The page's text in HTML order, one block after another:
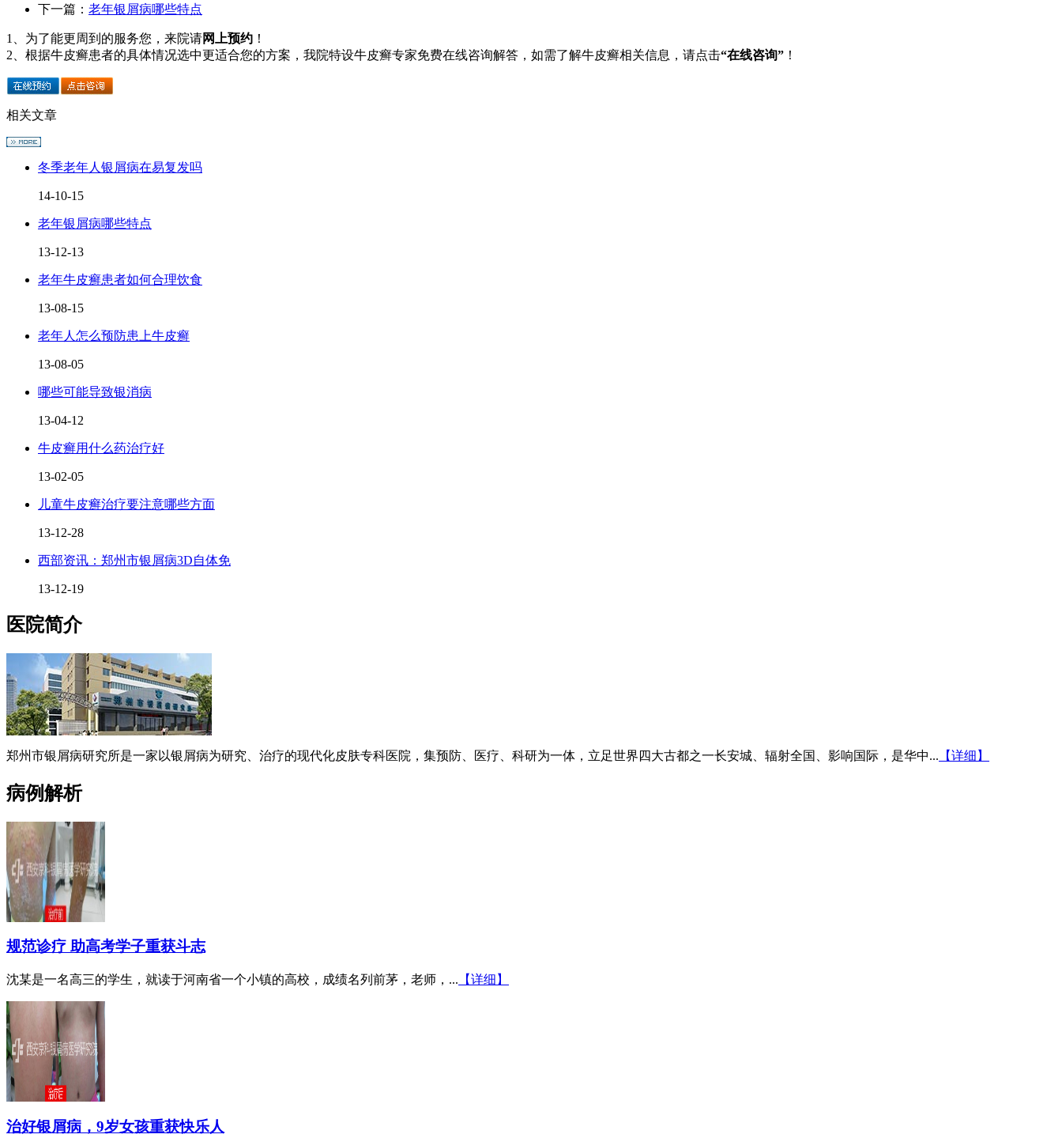
下一篇： 老年银屑病哪些特点
1、为了能更周到的服务您，来院请网上预约 ！
2、根据牛皮癣患者的具体情况选中更适合您的方案，我院特设牛皮癣专家免费在线咨询解答，如需了解牛皮癣相关信息，请点击“在线咨询” ！
相关文章
冬季老年人银屑病在易复发吗
14-10-15
老年银屑病哪些特点
13-12-13
老年牛皮癣患者如何合理饮食
13-08-15
老年人怎么预防患上牛皮癣
13-08-05
哪些可能导致银消病
13-04-12
牛皮癣用什么药治疗好
13-02-05
儿童牛皮癣治疗要注意哪些方面
13-12-28
西部资讯：郑州市银屑病3D自体免
13-12-19
医院简介
郑州市银屑病研究所是一家以银屑病为研究、治疗的现代化皮肤专科医院，集预防、医疗、科研为一体，立足世界四大古都之一长安城、辐射全国、影响国际，是华中... 【详细】
病例解析
规范诊疗 助高考学子重获斗志
沈某是一名高三的学生，就读于河南省一个小镇的高校，成绩名列前茅，老师，... 【详细】
治好银屑病，9岁女孩重获快乐人